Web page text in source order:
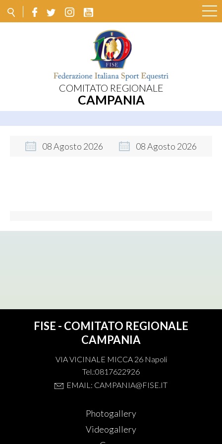
COMITATO REGIONALE
CAMPANIA
08Agosto 2026 08 Agosto 2026
FISE - COMITATO REGIONALE
CAMPANIA
VIA VICINALE MICCA 26 Napoli
Tel.:0817622926
EMAIL: CAMPANIA@FISE.IT
Photogallery
Videogallery